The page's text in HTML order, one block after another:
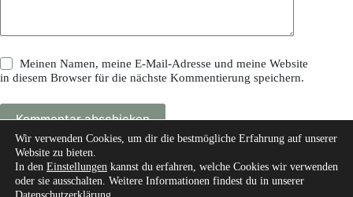
Meinen Namen, meine E-Mail-Adresse und meine Website
in diesem Browser für die nächste Kommentierung speichern.
Kommentar abschicken
Wir verwenden Cookies, um dir die bestmögliche Erfahrung auf unserer
Website zu bieten.
In den Einstellungen kannst du erfahren, welche Cookies wir verwenden
oder sie ausschalten. Weitere Informationen findest du in unserer